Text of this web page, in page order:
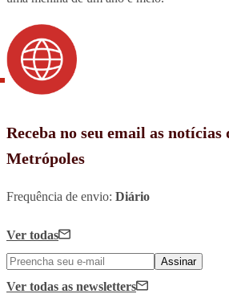
Receba no seu email as notícias
Metrópoles
Frequência de envio: Diário
Ver todas
Assinar
Ver todas as newsletters